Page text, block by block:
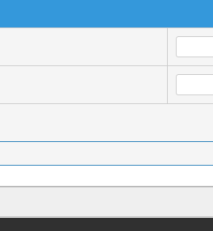
Retourner en haut Version bas-débit